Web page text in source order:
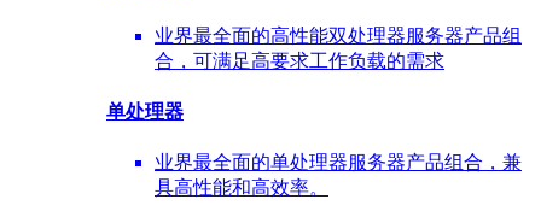
业界最全面的高性能双处理器服务器产品组
合，可满足高要求工作负载的需求
单处理器
业界最全面的单处理器服务器产品组合，兼
具高性能和高效率。